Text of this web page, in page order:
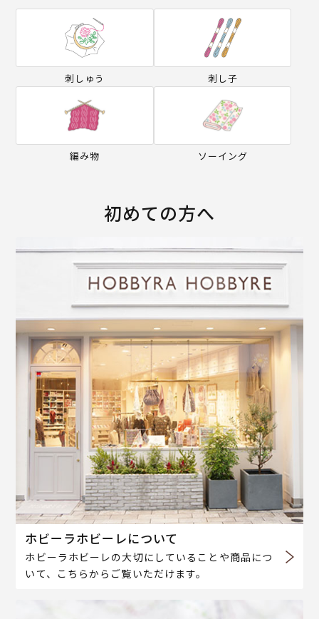
刺しゅう 刺し子
編み物 ソーイング
初めての方へ
ホビーラホビーレについて
ホビーラホビーレの大切にしていることや商品につ
いて、こちらからご覧いただけます。